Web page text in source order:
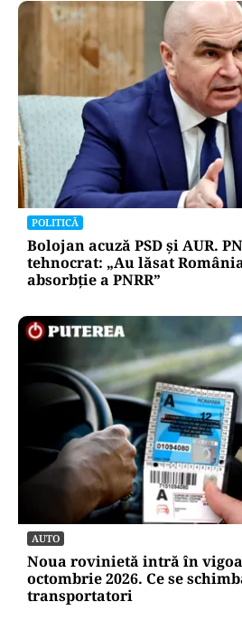
POLITICĂ
Tovarășa Șoșoacă:
trădare și comunicarea de
Bolojan acuză PSD și AUR.
tehnocrat: „Au lăsat
absorbţie a PNRR”